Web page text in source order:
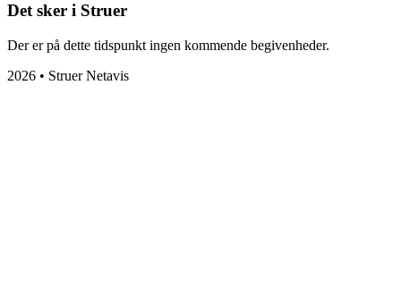
Det sker i Struer
Der er på dette tidspunkt ingen kommende begivenheder.
2026 • Struer Netavis